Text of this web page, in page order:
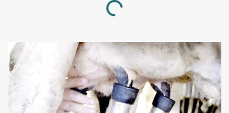
Loading...